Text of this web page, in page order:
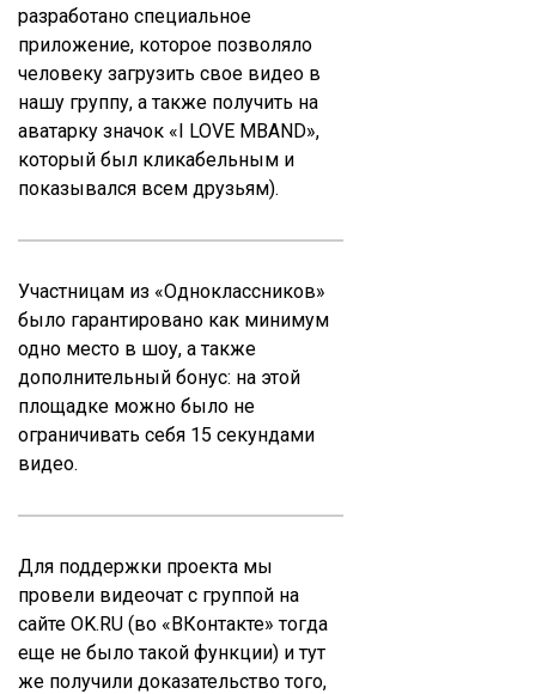
разработано специальное
приложение, которое позволяло
человеку загрузить свое видео в
нашу группу, а также получить на
аватарку значок «I LOVE MBAND»,
который был кликабельным и
показывался всем друзьям).
Участницам из «Одноклассников»
было гарантировано как минимум
одно место в шоу, а также
дополнительный бонус: на этой
площадке можно было не
ограничивать себя 15 секундами
видео.
Для поддержки проекта мы
провели видеочат с группой на
сайте OK.RU (во «ВКонтакте» тогда
еще не было такой функции) и тут
же получили доказательство того,